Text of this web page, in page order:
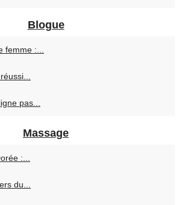
Blogue
femme :...
pas...
Massage
:...
du...